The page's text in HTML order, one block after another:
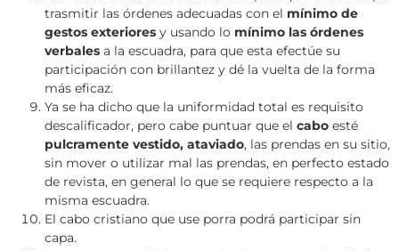
trasmitir las órdenes adecuadas con el mínimo de
gestos exteriores y usando lo mínimo las órdenes
verbales a la escuadra, para que esta efectúe su
participación con brillantez y dé la vuelta de la forma
más eficaz.
Ya se ha dicho que la uniformidad total es requisito
descalificador, pero cabe puntuar que el cabo esté
pulcramente vestido, ataviado, las prendas en su sitio,
sin mover o utilizar mal las prendas, en perfecto estado
de revista, en general lo que se requiere respecto a la
misma escuadra.
El cabo cristiano que use porra podrá participar sin
capa.